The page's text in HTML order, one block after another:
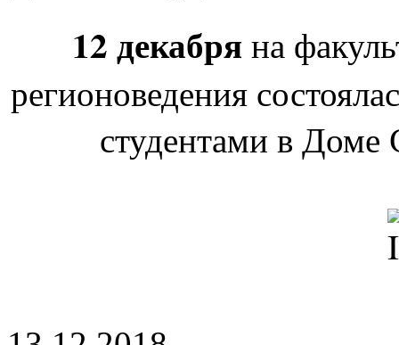
12 декабря на
регионоведения
студентами в Доме